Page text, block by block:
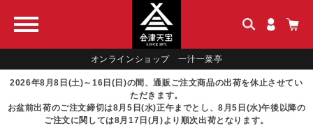
オンラインショップ 一汁一菜亭
2026年8月8日(土)～16日(日)の間、通販ご注文商品の出荷を休止させてい
ただきます。
お盆前出荷のご注文締切は8月5日(水)正午までとし、8月5日(水)午後以降の
ご注文に関しては8月17日(月)より順次出荷となります。